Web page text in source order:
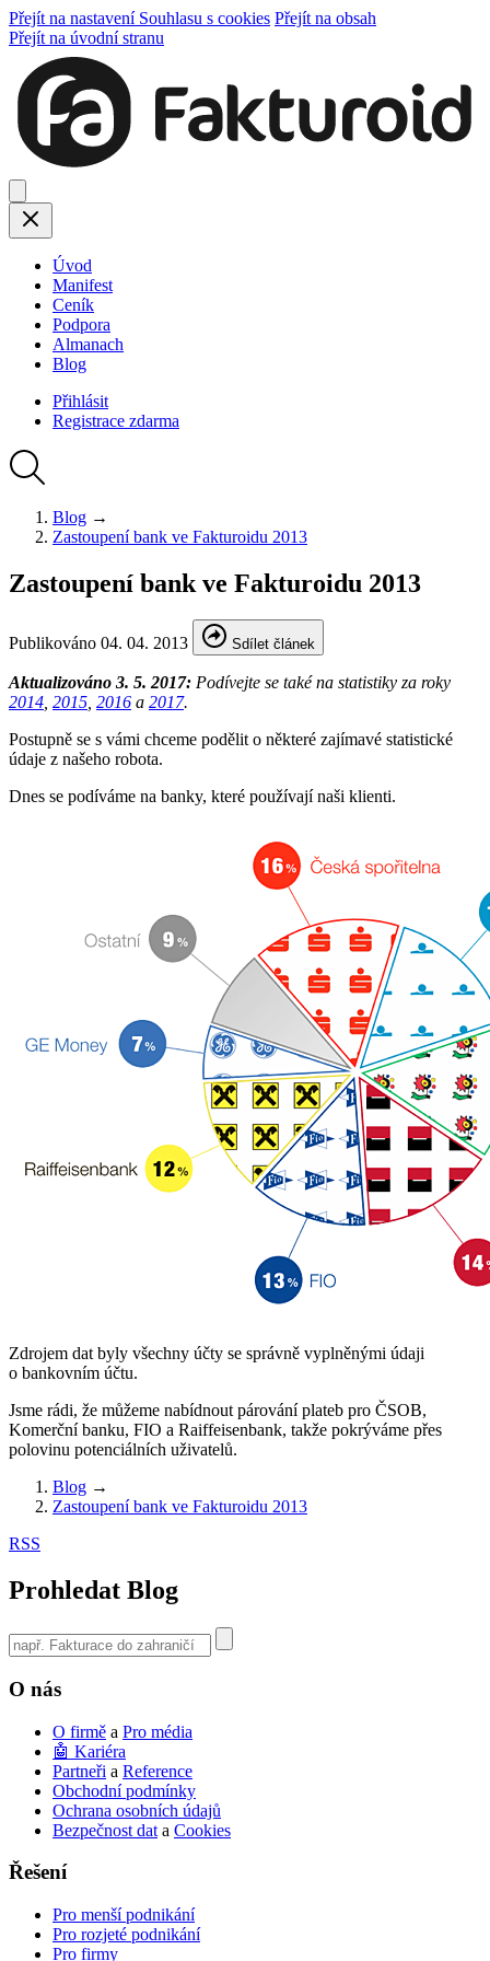
Přejít na nastavení Souhlasu s cookies Přejít na obsah
Přejít na úvodní stranu
Úvod
Manifest
Ceník
Podpora
Almanach
Blog
Přihlásit
Registrace zdarma
Blog →
Zastoupení bank ve Fakturoidu 2013
Zastoupení bank ve Fakturoidu 2013
Publikováno 04. 04. 2013 Sdílet článek
Aktualizováno 3. 5. 2017: Podívejte se také na statistiky za roky
2014, 2015, 2016 a 2017.
Postupně se s vámi chceme podělit o některé zajímavé statistické
údaje z našeho robota.
Dnes se podíváme na banky, které používají naši klienti.
Zdrojem dat byly všechny účty se správně vyplněnými údaji
o bankovním účtu.
Jsme rádi, že můžeme nabídnout párování plateb pro ČSOB,
Komerční banku, FIO a Raiffeisenbank, takže pokrýváme přes
polovinu potenciálních uživatelů.
Blog →
Zastoupení bank ve Fakturoidu 2013
RSS
Prohledat Blog
Use
the
O nás
O firmě a Pro média
🤖 Kariéra
Partneři a Reference
Obchodní podmínky
Ochrana osobních údajů
Bezpečnost dat a Cookies
Řešení
Pro menší podnikání
Pro rozjeté podnikání
Pro firmy